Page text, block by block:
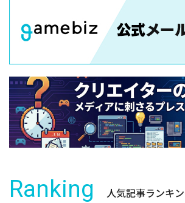
Ranking 人気記事ランキ